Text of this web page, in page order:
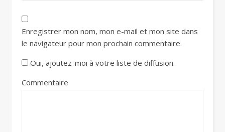
Enregistrer mon nom, mon e-mail et mon site dans
le navigateur pour mon prochain commentaire.
Oui, ajoutez-moi à votre liste de diffusion.
Commentaire